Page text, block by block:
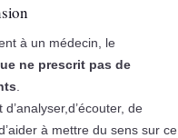
à un médecin, le
ne prescrit pas de
de
à mettre du sens sur ce